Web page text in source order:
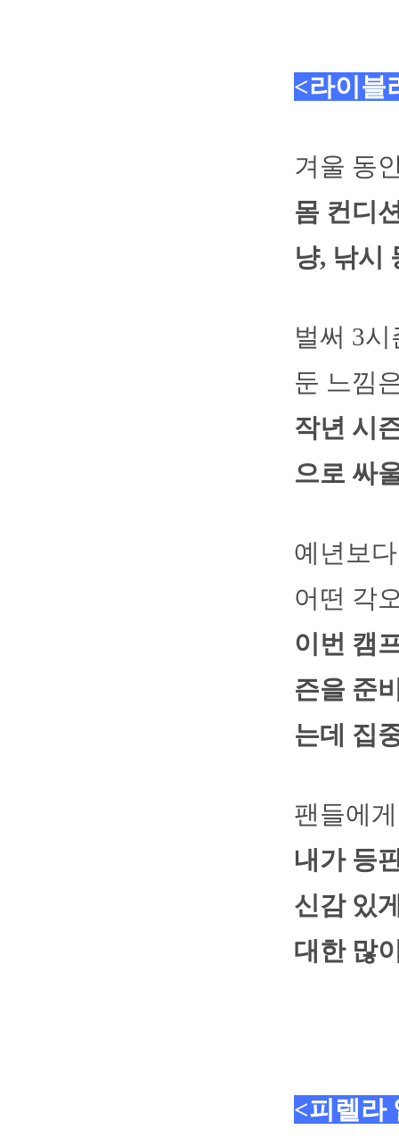
<라이블
겨울 동
몸 컨디
냥, 낚시
벌써 3
둔 느낌
작년 시
으로 싸
예년보
어떤 각
이번 캠
즌을 준
는데 집
팬들에
내가 등
신감 있
대한 많
<피렐라